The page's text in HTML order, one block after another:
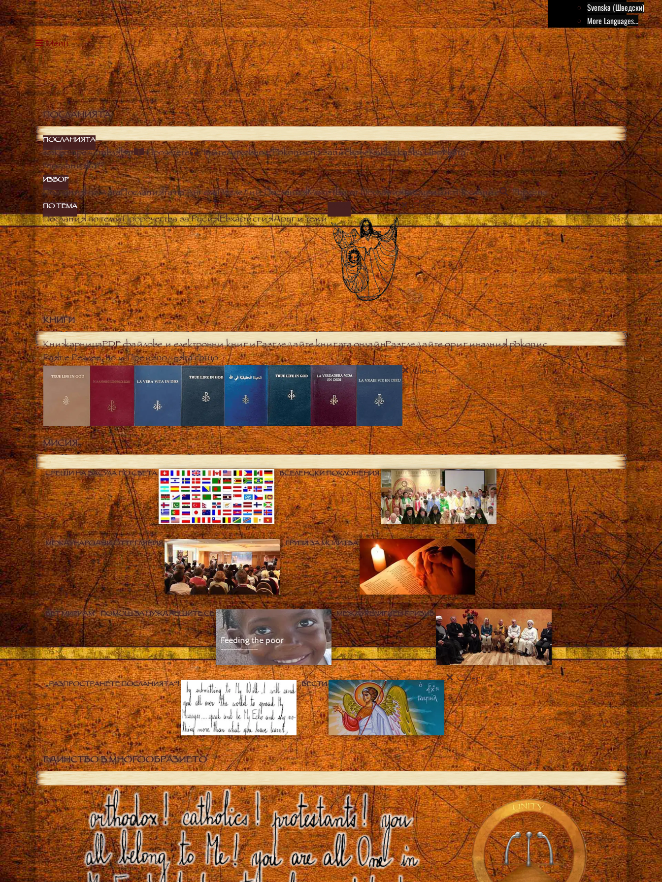
Svenska (Шведски)
More Languages...
Menu
ПОСЛАНИЯТА
ПОСЛАНИЯТА
Какво представляват
“посланията”?
Прочетете ЧуйтеДуховностРъкописно записванеКакво казва Църквата?
ИЗБОР
Послания по датаПосланията на АнгелаПоследни ПосланияМолитви от ПосланиятаСлучайно Послание Търсене
ПО ТЕМА
Послания по темиПророчества за РусияЕвхаристияДруги теми
Close
КНИГИ
КнижарницаPDF файлове и електронни книгиРазгледайте книгата онлайнРазгледайте оригиналния ръкопис
Раят е Реален, но и Преизподнята също
Close
МИСИЯ
СРЕЩИ НА ВАСУЛА ПО СВЕТА ВСЕЛЕНСКИ ПОКЛОНЕНИЯ
МЕЖДУНАРОДНИ ОТТЕГЛЯНИЯ ГРУПИ ЗА МОЛИТВА
БЕТ МИРИАМ – ПОМОЩ ЗА НУЖДАЕЩИТЕ СЕ МЕЖДУРЕЛИГИЕН ПРИЗИВ
„РАЗПРОСТРАНЕТЕ ПОСЛАНИЯТА“! ВЕСТИ Close
ЕДИНСТВО В МНОГООБРАЗИЕТО